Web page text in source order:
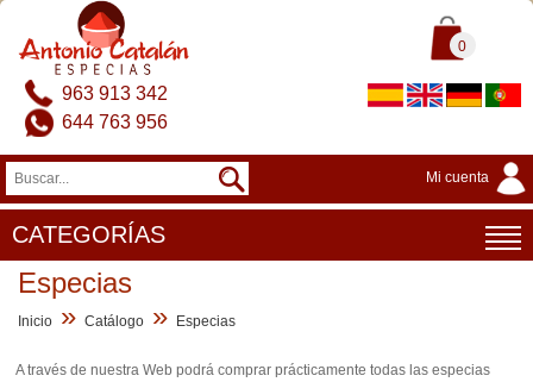
0
963 913 342
644 763 956
Mi cuenta
CATEGORÍAS
Especias
Inicio » Catálogo » Especias
A través de nuestra Web podrá comprar prácticamente todas las especias